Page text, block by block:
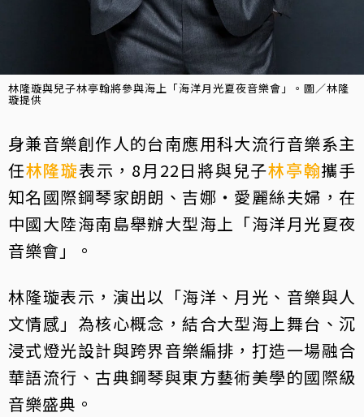
林隆璇與兒子林亭翰將參與海上「海洋月光夏夜音樂會」。圖／林隆
璇提供
身兼音樂創作人的台南應用科大流行音樂系主
任林隆璇表示，8月22日將與兒子林亭翰攜手
知名國際鋼琴家朗朗、吉娜・愛麗絲夫婦，在
中國大陸海南島舉辦大型海上「海洋月光夏夜
音樂會」。
林隆璇表示，演出以「海洋、月光、音樂與人
文情感」為核心概念，結合大型海上舞台、沉
浸式燈光設計與跨界音樂編排，打造一場融合
華語流行、古典鋼琴與東方藝術美學的國際級
音樂盛典。